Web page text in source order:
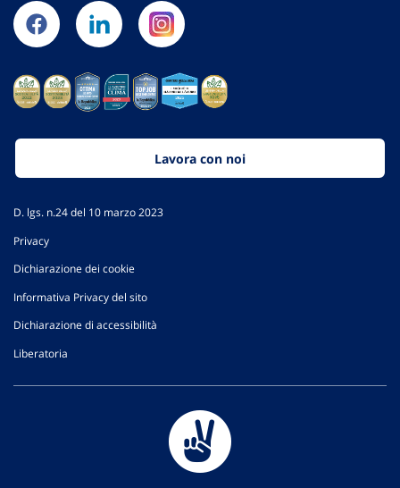
Lavora con noi
D. lgs. n.24 del 10 marzo 2023
Privacy
Dichiarazione dei cookie
Informativa Privacy del sito
Dichiarazione di accessibilità
Liberatoria